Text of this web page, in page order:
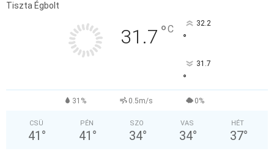
Tiszta Égbolt
31.7 °C 32.2
°
31.7
°
31% 0.5m/s 0%
CSÜ
41 °
PÉN
41 °
SZO
34°
VAS
34°
HÉT
37°